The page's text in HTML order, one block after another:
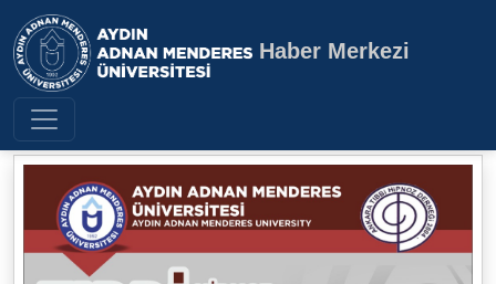
Aydın Adnan Menderes
Haber Merkezi